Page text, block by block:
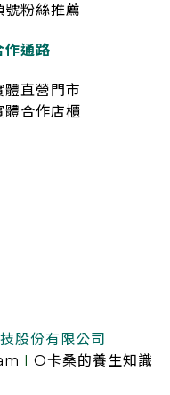
號粉絲推薦
作通路
體直營門市
體合作店櫃
份有限公司
I O卡桑的養生知識